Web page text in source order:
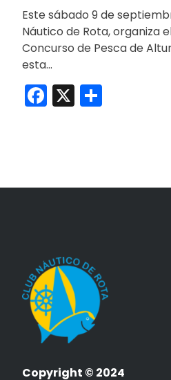
Este sábado 9 de
Náutico de Rota, organiza
Concurso de Pesca de
esta…
Facebook
X
Copyright © 2024